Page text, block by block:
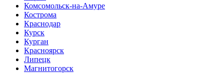
Комсомольск-на-Амуре
Кострома
Краснодар
Курск
Курган
Красноярск
Липецк
Магнитогорск